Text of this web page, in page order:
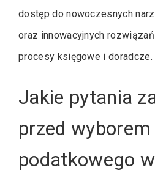
dostęp do nowoczesnych
oraz innowacyjnych
procesy księgowe i doradcze.
Jakie pytania
przed
podatkowego